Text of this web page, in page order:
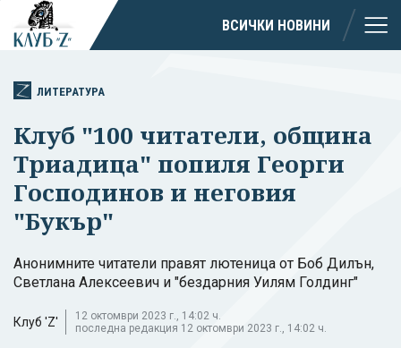
ВСИЧКИ НОВИНИ
ЛИТЕРАТУРА
Клуб "100 читатели, община
Триадица" попиля Георги
Господинов и неговия
"Букър"
Анонимните читатели правят лютеница от Боб Дилън,
Светлана Алексеевич и "бездарния Уилям Голдинг"
Клуб 'Z'
12 октомври 2023 г., 14:02 ч.
последна редакция 12 октомври 2023 г., 14:02 ч.